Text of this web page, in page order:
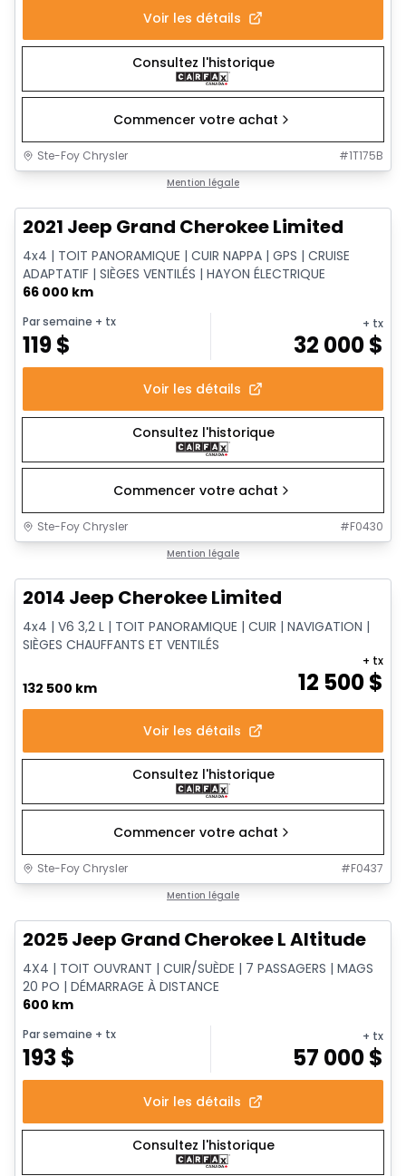
Voir les détails
Consultez l'historique
Commencer votre achat
Ste-Foy Chrysler #1T175B
Mention légale
2021 Jeep Grand Cherokee Limited
4x4 | TOIT PANORAMIQUE | CUIR NAPPA | GPS | CRUISE
ADAPTATIF | SIÈGES VENTILÉS | HAYON ÉLECTRIQUE
66 000 km
Par semaine + tx
119$
+ tx
32 000$
Voir les détails
Consultez l'historique
Commencer votre achat
Ste-Foy Chrysler #F0430
Mention légale
2014 Jeep Cherokee Limited
4x4 | V6 3,2 L | TOIT PANORAMIQUE | CUIR | NAVIGATION |
SIÈGES CHAUFFANTS ET VENTILÉS
132 500 km 12 500$
+ tx
Voir les détails
Consultez l'historique
Commencer votre achat
Ste-Foy Chrysler #F0437
Mention légale
2025 Jeep Grand Cherokee L Altitude
4X4 | TOIT OUVRANT | CUIR/SUÈDE | 7 PASSAGERS | MAGS
20 PO | DÉMARRAGE À DISTANCE
600 km
Par semaine + tx
193$
+ tx
57 000$
Voir les détails
Consultez l'historique